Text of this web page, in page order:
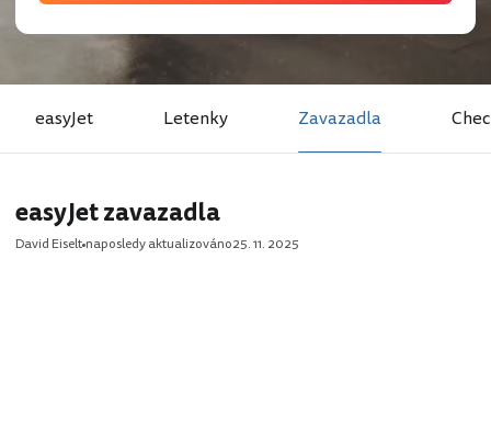
easyJet Letenky Zavazadla
easyJet zavazadla
David Eiselt naposledy aktualizováno25. 11. 2025